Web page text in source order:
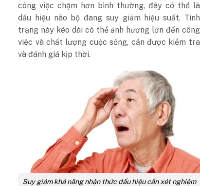
công việc chậm hơn bình thường, đây có thể là
dấu hiệu não bộ đang suy giảm hiệu suất. Tình
trạng này kéo dài có thể ảnh hưởng lớn đến công
việc và chất lượng cuộc sống, cần được kiểm tra
và đánh giá kịp thời.
Suy giảm khả năng nhận thức dấu hiệu cần xét nghiệm